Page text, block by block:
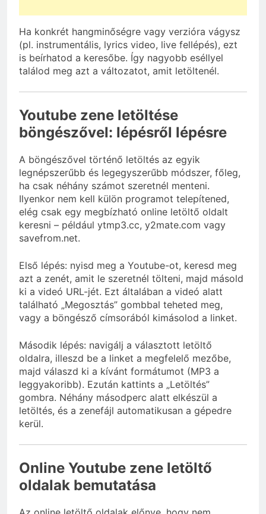
Ha konkrét hangminőségre vagy verzióra vágysz
(pl. instrumentális, lyrics video, live fellépés), ezt
is beírhatod a keresőbe. Így nagyobb eséllyel
találod meg azt a változatot, amit letöltenél.
Youtube zene letöltése
böngészővel: lépésről lépésre
A böngészővel történő letöltés az egyik
legnépszerűbb és legegyszerűbb módszer, főleg,
ha csak néhány számot szeretnél menteni.
Ilyenkor nem kell külön programot telepítened,
elég csak egy megbízható online letöltő oldalt
keresni – például ytmp3.cc, y2mate.com vagy
savefrom.net.
Első lépés: nyisd meg a Youtube-ot, keresd meg
azt a zenét, amit le szeretnél tölteni, majd másold
ki a videó URL-jét. Ezt általában a videó alatt
található „Megosztás” gombbal teheted meg,
vagy a böngésző címsorából kimásolod a linket.
Második lépés: navigálj a választott letöltő
oldalra, illeszd be a linket a megfelelő mezőbe,
majd válaszd ki a kívánt formátumot (MP3 a
leggyakoribb). Ezután kattints a „Letöltés”
gombra. Néhány másodperc alatt elkészül a
letöltés, és a zenefájl automatikusan a gépedre
kerül.
Online Youtube zene letöltő
oldalak bemutatása